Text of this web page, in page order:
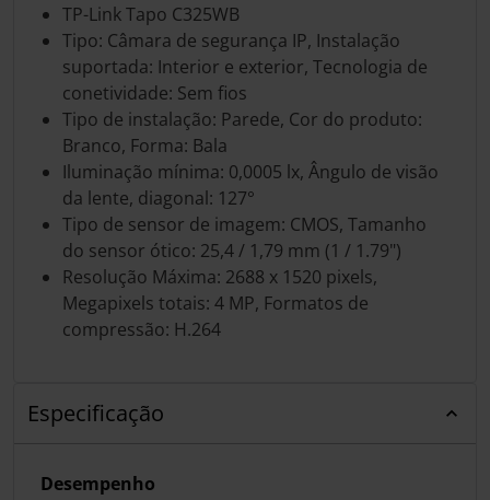
TP-Link Tapo C325WB
Tipo: Câmara de segurança IP, Instalação
suportada: Interior e exterior, Tecnologia de
conetividade: Sem fios
Tipo de instalação: Parede, Cor do produto:
Branco, Forma: Bala
Iluminação mínima: 0,0005 lx, Ângulo de visão
da lente, diagonal: 127°
Tipo de sensor de imagem: CMOS, Tamanho
do sensor ótico: 25,4 / 1,79 mm (1 / 1.79")
Resolução Máxima: 2688 x 1520 pixels,
Megapixels totais: 4 MP, Formatos de
compressão: H.264
Especificação
Desempenho